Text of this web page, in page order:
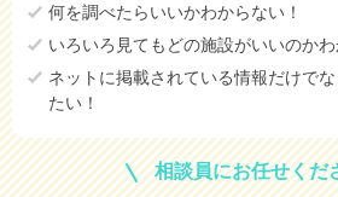
何を調べたらいいかわからない！
いろいろ見てもどの施設がいいのかわ
ネットに掲載されている情報だけで
たい！
相談員にお任せくだ